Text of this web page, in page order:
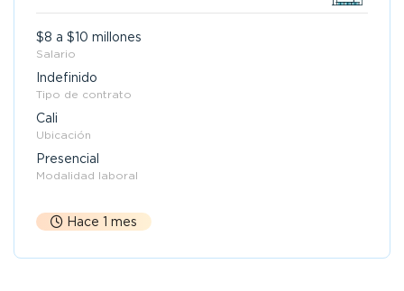
$8 a $10 millones
Salario
Indefinido
Tipo de contrato
Cali
Ubicación
Presencial
Modalidad laboral
Hace 1 mes